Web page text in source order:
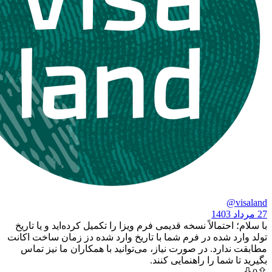
نسخه قدیمی فرم ویزا را تکمیل کرده‌اید و یا تاریخ
شده در فرم شما با تاریخ وارد شده دز زمان ساخت اکانت
در صورت نیاز، می‌توانید با همکاران ما نیز تماس
را راهنمایی کنند.